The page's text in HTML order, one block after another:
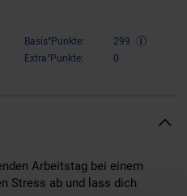
Basis°Punkte:
299
Extra°Punkte:
0
Arbeitstag bei einem
Stress ab und lass dich